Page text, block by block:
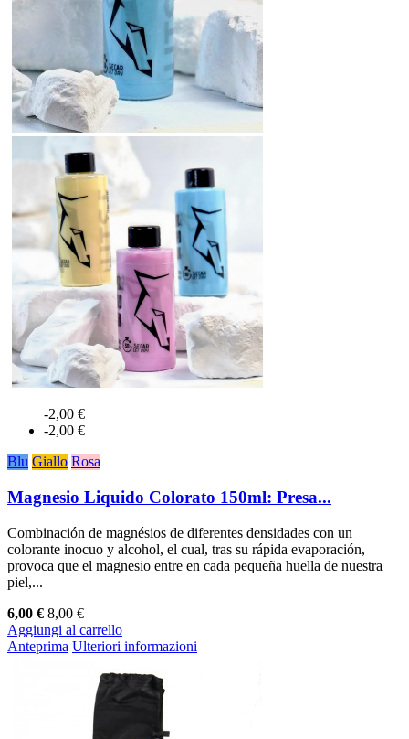
-2,00 €
-2,00 €
Blu Giallo Rosa
Magnesio Liquido Colorato 150ml: Presa...
Combinación de magnésios de diferentes densidades con un
colorante inocuo y alcohol, el cual, tras su rápida evaporación,
provoca que el magnesio entre en cada pequeña huella de nuestra
piel,...
6,00 € 8,00 €
Aggiungi al carrello
Anteprima Ulteriori informazioni